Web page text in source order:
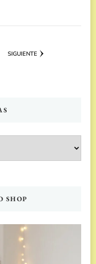
SIGUIENTE
SHOP